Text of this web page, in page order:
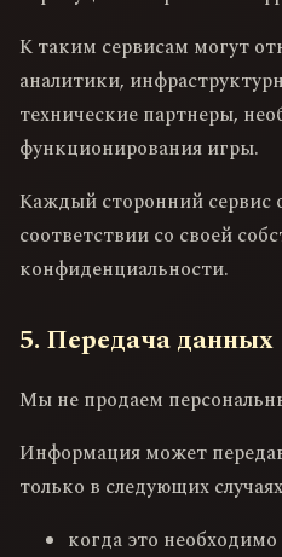
К таким сервисам могут
аналитики,
технические партнеры,
функционирования игры.
Каждый сторонний сервис
соответствии со своей
конфиденциальности.
5. Передача данных
Мы не продаем
Информация может
только в следующих
когда это